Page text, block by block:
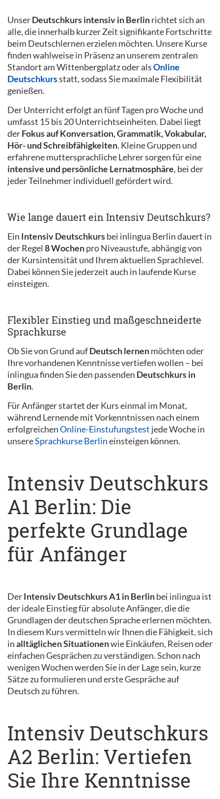
UnserDeutschkurs intensiv in Berlinrichtet sich an
alle, die innerhalb kurzer Zeit signifikante Fortschritte
beim Deutschlernen erzielen möchten. Unsere Kurse
finden wahlweise in Präsenz an unserem zentralen
Standort am Wittenbergplatz oder alsOnline
Deutschkursstatt, sodass Sie maximale Flexibilität
genießen.
Der Unterricht erfolgt an fünf Tagen pro Woche und
umfasst 15 bis 20 Unterrichtseinheiten. Dabei liegt
derFokus auf Konversation, Grammatik, Vokabular,
Hör- und Schreibfähigkeiten. Kleine Gruppen und
erfahrene muttersprachliche Lehrer sorgen für eine
intensive und persönliche Lernatmosphäre, bei der
jeder Teilnehmer individuell gefördert wird.
Wie lange dauert ein Intensiv Deutschkurs?
Ein Intensiv Deutschkursbei inlingua Berlin dauert in
der Regel 8 Wochenpro Niveaustufe, abhängig von
der Kursintensität und Ihrem aktuellen Sprachlevel.
Dabei können Sie jederzeit auch in laufende Kurse
einsteigen.
Flexibler Einstieg und maßgeschneiderte
Sprachkurse
Ob Sie von Grund aufDeutsch lernenmöchten oder
Ihre vorhandenen Kenntnisse vertiefen wollen – bei
inlingua finden Sie den passenden Deutschkurs in
Berlin.
Für Anfänger startet der Kurs einmal im Monat,
während Lernende mit Vorkenntnissen nach einem
erfolgreichenOnline-Einstufungstest jede Woche in
unsereSprachkurse Berlineinsteigen können.
Intensiv Deutschkurs
A1 Berlin: Die
perfekte Grundlage
für Anfänger
DerIntensiv Deutschkurs A1 in Berlinbei inlingua ist
der ideale Einstieg für absolute Anfänger, die die
Grundlagen der deutschen Sprache erlernen möchten.
In diesem Kurs vermitteln wir Ihnen die Fähigkeit, sich
inalltäglichen Situationenwie Einkäufen, Reisen oder
einfachen Gesprächen zu verständigen. Schon nach
wenigen Wochen werden Sie in der Lage sein, kurze
Sätze zu formulieren und erste Gespräche auf
Deutsch zu führen.
Intensiv Deutschkurs
A2 Berlin: Vertiefen
Sie Ihre Kenntnisse